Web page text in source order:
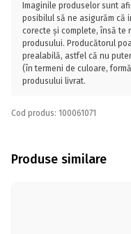
Imaginile produselor sunt
posibilul să ne asigurăm că
corecte și complete, însă te
produsului. Producătorul
prealabilă, astfel că nu
(în termeni de culoare,
produsului livrat.
Cod produs: 100061071
Produse similare